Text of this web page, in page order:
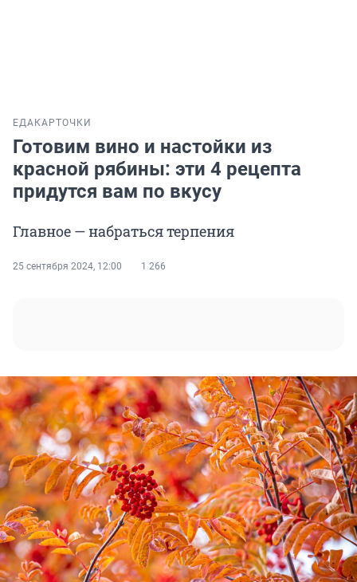
ЕДА КАРТОЧКИ
Готовим вино и настойки из
красной рябины: эти 4 рецепта
придутся вам по вкусу
Главное — набраться терпения
25 сентября 2024, 12:00 1 266